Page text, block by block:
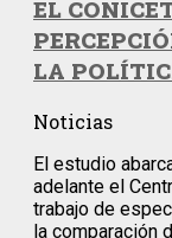
EL
LA
Noticias
El estudio
adelante el
trabajo de
la comparación